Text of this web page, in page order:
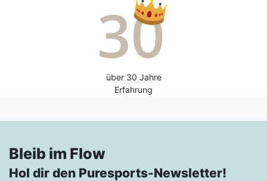
über 30 Jahre
Erfahrung
Bleib im Flow
Hol dir den Puresports-Newsletter!